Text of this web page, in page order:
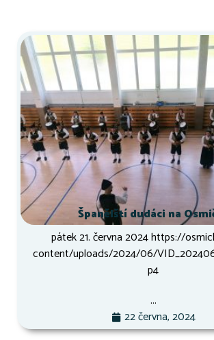
Španělští dudáci na
pátek 21. června 2024 https://
content/uploads/2024/06/
p4
...
22 června, 2024